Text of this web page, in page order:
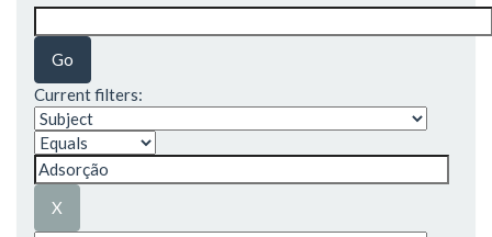
Current filters: